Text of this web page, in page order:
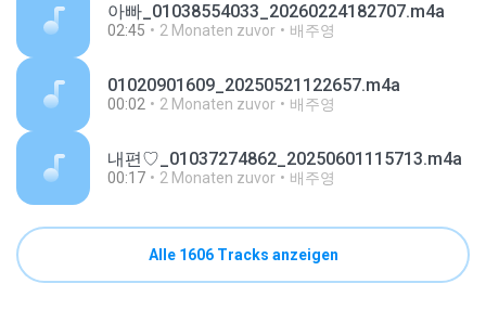
아빠_01038554033_20260224182707.m4a
02:45 2 Monaten zuvor 배주영
01020901609_20250521122657.m4a
00:02 2 Monaten zuvor 배주영
내편♡_01037274862_20250601115713.m4a
00:17 2 Monaten zuvor 배주영
Alle 1606 Tracks anzeigen